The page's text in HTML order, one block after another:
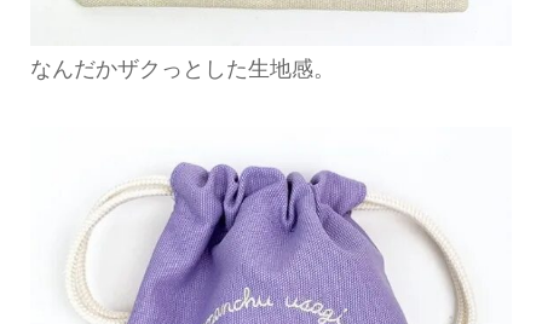
なんだかザクっとした生地感。